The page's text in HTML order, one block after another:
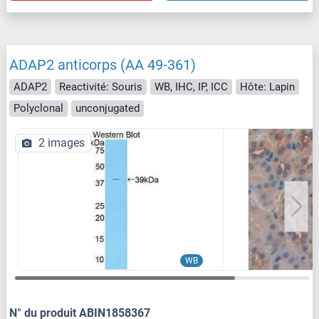
ADAP2 anticorps (AA 49-361)
ADAP2 Reactivité: Souris WB, IHC, IP, ICC
Hôte: Lapin
Polyclonal
unconjugated
WB
2 images
N° du produit ABIN1858367